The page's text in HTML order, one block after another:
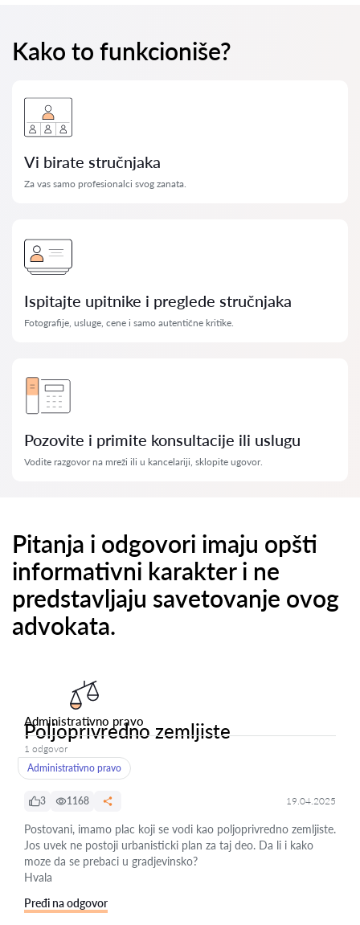
Kako to funkcioniše?
Vi birate stručnjaka
Za vas samo profesionalci svog zanata.
Ispitajte upitnike i preglede stručnjaka
Fotografije, usluge, cene i samo autentične kritike.
Pozovite i primite konsultacije ili uslugu
Vodite razgovor na mreži ili u kancelariji, sklopite ugovor.
Pitanja i odgovori imaju opšti
informativni karakter i ne
predstavljaju savetovanje ovog
advokata.
Administrativno pravo
Poljoprivredno zemljiste
1 odgovor
Administrativno pravo
3 1168 19.04.2025
Postovani, imamo plac koji se vodi kao poljoprivredno zemljiste.
Jos uvek ne postoji urbanisticki plan za taj deo. Da li i kako
moze da se prebaci u gradjevinsko?
Hvala
Pređi na odgovor